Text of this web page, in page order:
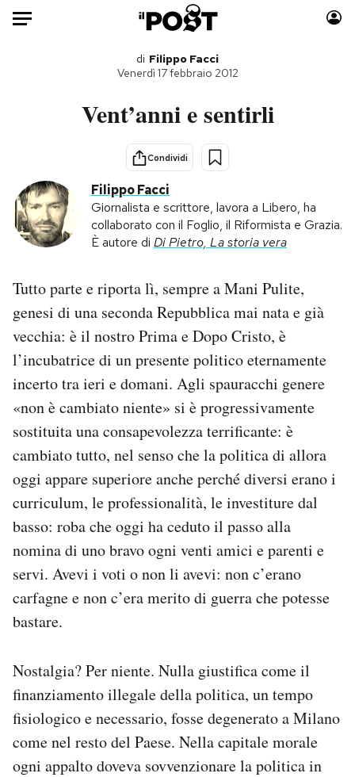
Auto
Politica
Tecnologia
Internet
Scienza
Economia
Sport
Libri
Storie/Idee
Ok Boomer!
Media
Altrecose
Mondiali calcio 2026
PODCAST
NEWSLETTER
I MIEI PREFERITI
SHOP
CALENDARIO
Area Personale
Newsletter
Notifiche mobile
Regala il Post
Hai bisogno di aiuto?
di Filippo Facci
Venerdì 17 febbraio 2012
Vent’anni e sentirli
Condividi
Filippo Facci
Giornalista e scrittore, lavora a Libero, ha
collaborato con il Foglio, il Riformista e Grazia.
È autore di Di Pietro, La storia vera
Tutto parte e riporta lì, sempre a Mani Pulite,
genesi di una seconda Repubblica mai nata e già
vecchia: è il nostro Prima e Dopo Cristo, è
l’incubatrice di un presente politico eternamente
incerto tra ieri e domani. Agli spauracchi genere
«non è cambiato niente» si è progressivamente
sostituita una consapevolezza terrificante: è
cambiato tutto, nel senso che la politica di allora
oggi appare superiore anche perché diversi erano i
curriculum, le professionalità, le investiture dal
basso: roba che oggi ha ceduto il passo alla
nomina di uno bravo ogni venti amici e parenti e
servi. Avevi i voti o non li avevi: non c’erano
carfagne e non c’era merito di guerra che potesse
bastare.
Nostalgia? Per niente. Nulla giustifica come il
finanziamento illegale della politica, un tempo
fisiologico e necessario, fosse degenerato a Milano
come nel resto del Paese. Nella capitale morale
ogni appalto doveva sovvenzionare la politica in